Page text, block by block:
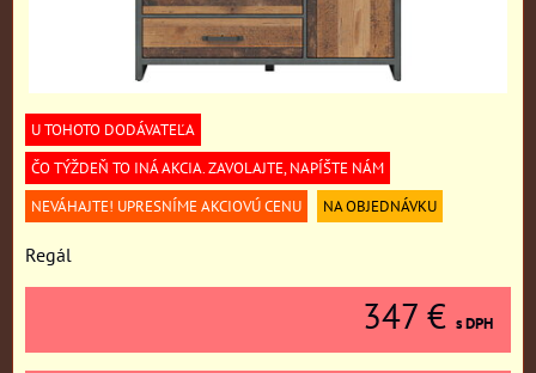
U TOHOTO DODÁVATEĽA
ČO TÝŽDEŇ TO INÁ AKCIA. ZAVOLAJTE, NAPÍŠTE NÁM
NEVÁHAJTE! UPRESNÍME AKCIOVÚ CENU
NA OBJEDNÁVKU
Regál
347 € s DPH